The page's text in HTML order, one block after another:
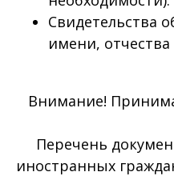
Свидетельства
имени,
Внимание!
Перечень
иностранных